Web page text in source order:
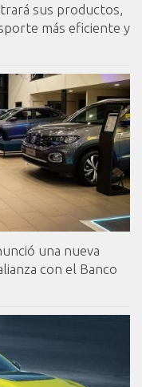
sus productos,
más eficiente y
una nueva
con el Banco